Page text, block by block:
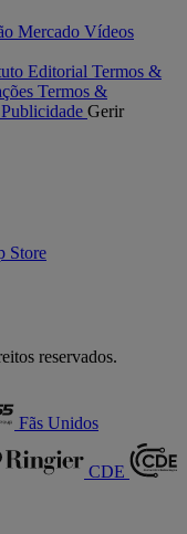
Mercado Vídeos
Editorial Termos &
Termos &
Publicidade Gerir
Store
reservados.
Fãs Unidos
CDE